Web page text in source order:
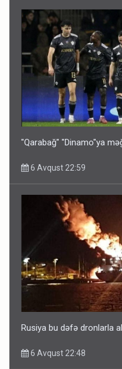
"Qarabağ" "Dinamo"ya
6 Avqust 22:59
Rusiya bu dəfə dronlarla
6 Avqust 22:48